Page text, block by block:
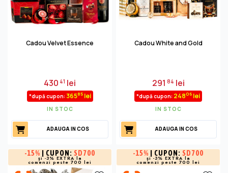
Cadou Velvet Essence
430 41 lei
*după cupon: 36585lei
IN STOC
ADAUGA IN COS
Cadou White and Gold
29184 lei
*după cupon: 24806 lei
IN STOC
ADAUGA IN COS
-15% | CUPON: SD700
și -3% EXTRA la
comenzi peste 700 lei
-15% | CUPON: SD700
și -3% EXTRA la
comenzi peste 700 lei